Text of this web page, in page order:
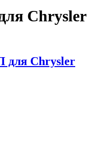
Chrysler
для Chrysler